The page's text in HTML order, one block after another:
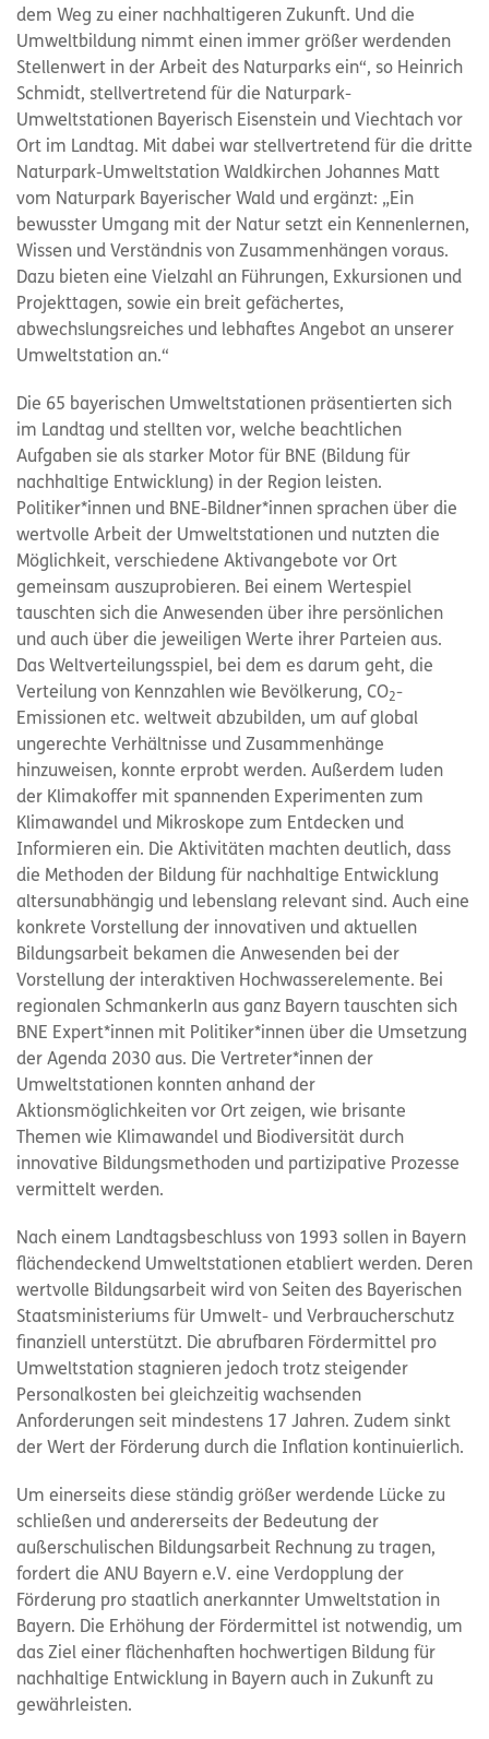
dem Weg zu einer nachhaltigeren Zukunft. Und die
Umweltbildung nimmt einen immer größer werdenden
Stellenwert in der Arbeit des Naturparks ein“, so Heinrich
Schmidt, stellvertretend für die Naturpark-
Umweltstationen Bayerisch Eisenstein und Viechtach vor
Ort im Landtag. Mit dabei war stellvertretend für die dritte
Naturpark-Umweltstation Waldkirchen Johannes Matt
vom Naturpark Bayerischer Wald und ergänzt: „Ein
bewusster Umgang mit der Natur setzt ein Kennenlernen,
Wissen und Verständnis von Zusammenhängen voraus.
Dazu bieten eine Vielzahl an Führungen, Exkursionen und
Projekttagen, sowie ein breit gefächertes,
abwechslungsreiches und lebhaftes Angebot an unserer
Umweltstation an.“
Die 65 bayerischen Umweltstationen präsentierten sich
im Landtag und stellten vor, welche beachtlichen
Aufgaben sie als starker Motor für BNE (Bildung für
nachhaltige Entwicklung) in der Region leisten.
Politiker*innen und BNE-Bildner*innen sprachen über die
wertvolle Arbeit der Umweltstationen und nutzten die
Möglichkeit, verschiedene Aktivangebote vor Ort
gemeinsam auszuprobieren. Bei einem Wertespiel
tauschten sich die Anwesenden über ihre persönlichen
und auch über die jeweiligen Werte ihrer Parteien aus.
Das Weltverteilungsspiel, bei dem es darum geht, die
Verteilung von Kennzahlen wie Bevölkerung, CO2-
Emissionen etc. weltweit abzubilden, um auf global
ungerechte Verhältnisse und Zusammenhänge
hinzuweisen, konnte erprobt werden. Außerdem luden
der Klimakoffer mit spannenden Experimenten zum
Klimawandel und Mikroskope zum Entdecken und
Informieren ein. Die Aktivitäten machten deutlich, dass
die Methoden der Bildung für nachhaltige Entwicklung
altersunabhängig und lebenslang relevant sind. Auch eine
konkrete Vorstellung der innovativen und aktuellen
Bildungsarbeit bekamen die Anwesenden bei der
Vorstellung der interaktiven Hochwasserelemente. Bei
regionalen Schmankerln aus ganz Bayern tauschten sich
BNE Expert*innen mit Politiker*innen über die Umsetzung
der Agenda 2030 aus. Die Vertreter*innen der
Umweltstationen konnten anhand der
Aktionsmöglichkeiten vor Ort zeigen, wie brisante
Themen wie Klimawandel und Biodiversität durch
innovative Bildungsmethoden und partizipative Prozesse
vermittelt werden.
Nach einem Landtagsbeschluss von 1993 sollen in Bayern
flächendeckend Umweltstationen etabliert werden. Deren
wertvolle Bildungsarbeit wird von Seiten des Bayerischen
Staatsministeriums für Umwelt- und Verbraucherschutz
finanziell unterstützt. Die abrufbaren Fördermittel pro
Umweltstation stagnieren jedoch trotz steigender
Personalkosten bei gleichzeitig wachsenden
Anforderungen seit mindestens 17 Jahren. Zudem sinkt
der Wert der Förderung durch die Inflation kontinuierlich.
Um einerseits diese ständig größer werdende Lücke zu
schließen und andererseits der Bedeutung der
außerschulischen Bildungsarbeit Rechnung zu tragen,
fordert die ANU Bayern e.V. eine Verdopplung der
Förderung pro staatlich anerkannter Umweltstation in
Bayern. Die Erhöhung der Fördermittel ist notwendig, um
das Ziel einer flächenhaften hochwertigen Bildung für
nachhaltige Entwicklung in Bayern auch in Zukunft zu
gewährleisten.